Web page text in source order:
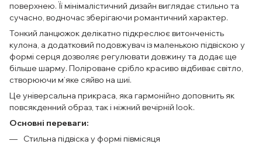
поверхнею. Її мінімалістичний дизайн виглядає стильно та
сучасно, водночас зберігаючи романтичний характер.
Тонкий ланцюжок делікатно підкреслює витонченість
кулона, а додатковий подовжувач із маленькою підвіскою у
формі серця дозволяє регулювати довжину та додає ще
більше шарму. Поліроване срібло красиво відбиває світло,
створюючи м’яке сяйво на шиї.
Це універсальна прикраса, яка гармонійно доповнить як
повсякденний образ, так і ніжний вечірній look.
Основні переваги:
Стильна підвіска у формі півмісяця